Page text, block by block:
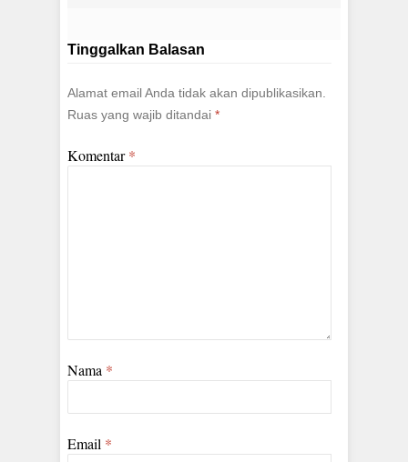
Tinggalkan Balasan
Alamat email Anda tidak akan dipublikasikan.
Ruas yang wajib ditandai *
Komentar*
Nama *
Email *